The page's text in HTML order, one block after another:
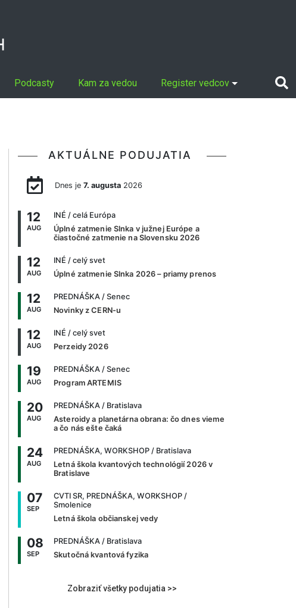
Podcasty Kam za vedou Register vedcov
AKTUÁLNE PODUJATIA
Dnes je 7. augusta2026
12
AUG
INÉ / celá Európa
Úplné zatmenie Slnka v južnej Európe a
čiastočné zatmenie na Slovensku 2026
12
AUG
INÉ / celý svet
Úplné zatmenie Slnka 2026 – priamy prenos
12
AUG
PREDNÁŠKA / Senec
Novinky z CERN-u
12
AUG
INÉ / celý svet
Perzeidy 2026
19
AUG
PREDNÁŠKA / Senec
Program ARTEMIS
20
AUG
PREDNÁŠKA / Bratislava
Asteroidy a planetárna obrana: čo dnes vieme
a čo nás ešte čaká
24
AUG
PREDNÁŠKA, WORKSHOP / Bratislava
Letná škola kvantových technológií 2026 v
Bratislave
07
SEP
CVTI SR, PREDNÁŠKA, WORKSHOP /
Smolenice
Letná škola občianskej vedy
08
SEP
PREDNÁŠKA / Bratislava
Skutočná kvantová fyzika
Zobraziť všetky podujatia >>